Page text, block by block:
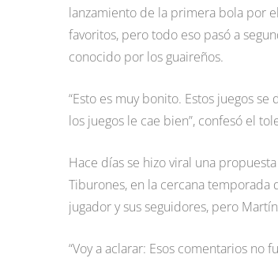
lanzamiento de la primera bola por
favoritos, pero todo eso pasó a
conocido por los guaireños.
“Esto es muy bonito. Estos juegos
los juegos le cae bien”, confesó el
Hace días se hizo viral una
Tiburones, en la cercana temporada
jugador y sus seguidores, pero
“Voy a aclarar: Esos comentarios